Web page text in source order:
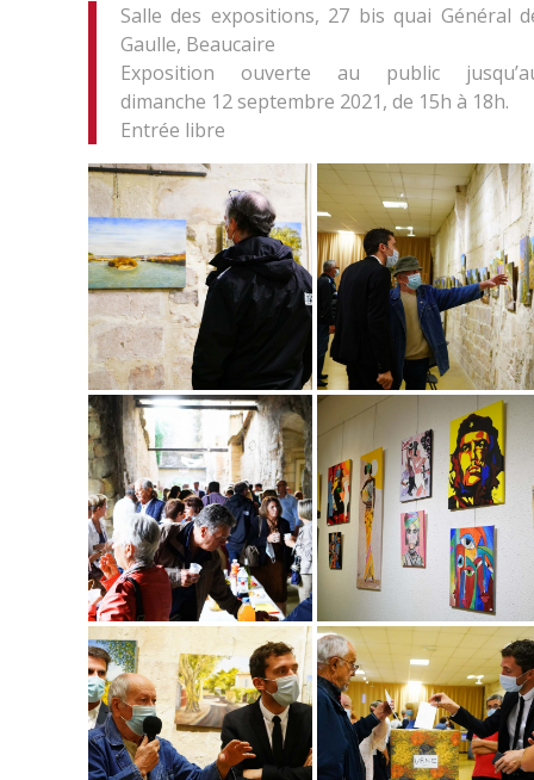
Salle des expositions, 27 bis quai Général
Gaulle, Beaucaire
Exposition ouverte au public
dimanche 12 septembre 2021, de 15h à 18h.
Entrée libre